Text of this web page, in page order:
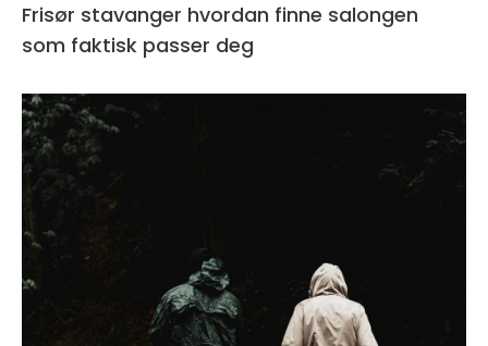
Frisør stavanger hvordan finne salongen
som faktisk passer deg